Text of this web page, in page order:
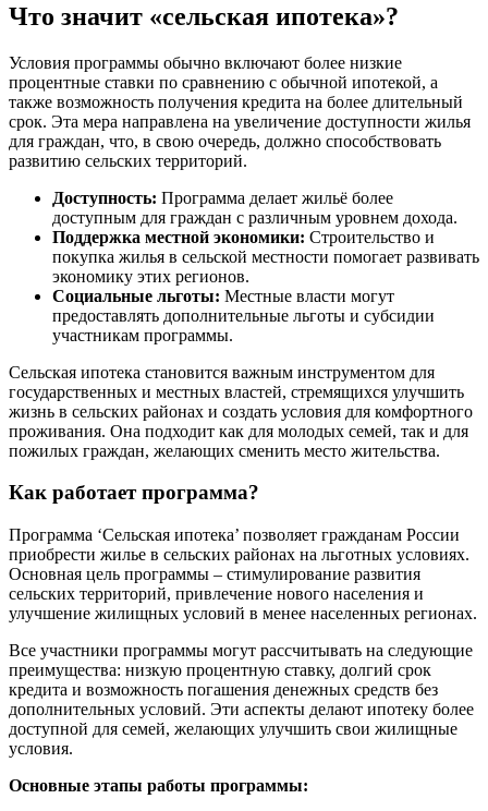
Что значит «сельская ипотека»?
Условия программы обычно включают более низкие
процентные ставки по сравнению с обычной ипотекой, а
также возможность получения кредита на более длительный
срок. Эта мера направлена на увеличение доступности жилья
для граждан, что, в свою очередь, должно способствовать
развитию сельских территорий.
Доступность: Программа делает жильё более
доступным для граждан с различным уровнем дохода.
Поддержка местной экономики: Строительство и
покупка жилья в сельской местности помогает развивать
экономику этих регионов.
Социальные льготы: Местные власти могут
предоставлять дополнительные льготы и субсидии
участникам программы.
Сельская ипотека становится важным инструментом для
государственных и местных властей, стремящихся улучшить
жизнь в сельских районах и создать условия для комфортного
проживания. Она подходит как для молодых семей, так и для
пожилых граждан, желающих сменить место жительства.
Как работает программа?
Программа ‘Сельская ипотека’ позволяет гражданам России
приобрести жилье в сельских районах на льготных условиях.
Основная цель программы – стимулирование развития
сельских территорий, привлечение нового населения и
улучшение жилищных условий в менее населенных регионах.
Все участники программы могут рассчитывать на следующие
преимущества: низкую процентную ставку, долгий срок
кредита и возможность погашения денежных средств без
дополнительных условий. Эти аспекты делают ипотеку более
доступной для семей, желающих улучшить свои жилищные
условия.
Основные этапы работы программы: